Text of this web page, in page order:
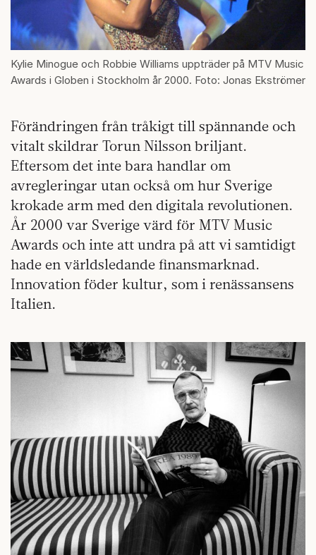
Kylie Minogue och Robbie Williams uppträder på MTV Music
Awards i Globen i Stockholm år 2000. Foto: Jonas Ekströmer
Förändringen från tråkigt till spännande och
vitalt skildrar Torun Nilsson briljant.
Eftersom det inte bara handlar om
avregleringar utan också om hur Sverige
krokade arm med den digitala revolutionen.
År 2000 var Sverige värd för MTV Music
Awards och inte att undra på att vi samtidigt
hade en världsledande finansmarknad.
Innovation föder kultur, som i renässansens
Italien.